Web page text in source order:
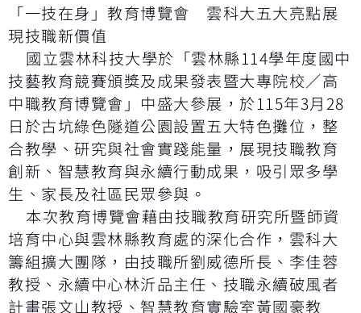
「一技在身」教育博覽會 雲科大五大亮點展
現技職新價值
國立雲林科技大學於「雲林縣114學年度國中
技藝教育競賽頒獎及成果發表暨大專院校／高
中職教育博覽會」中盛大參展，於115年3月28
日於古坑綠色隧道公園設置五大特色攤位，整
合教學、研究與社會實踐能量，展現技職教育
創新、智慧教育與永續行動成果，吸引眾多學
生、家長及社區民眾參與。
本次教育博覽會藉由技職教育研究所暨師資
培育中心與雲林縣教育處的深化合作，雲科大
籌組擴大團隊，由技職所劉威德所長、李佳蓉
教授、永續中心林沂品主任、技職永續破風者
計畫張文山教授、智慧教育實驗室黃國豪教